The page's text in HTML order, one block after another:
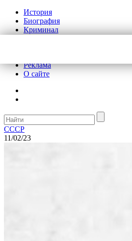
История
Биография
Криминал
Реклама
О сайте
СССР
11/02/23